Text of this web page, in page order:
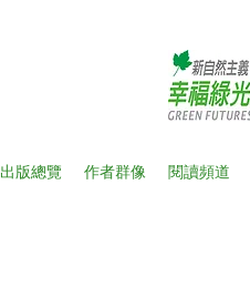
出版總覽 作者群像 閱讀頻道